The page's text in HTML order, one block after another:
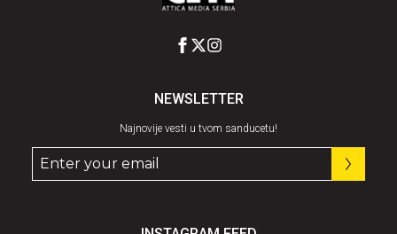
NEWSLETTER
Najnovije vesti u tvom sanducetu!